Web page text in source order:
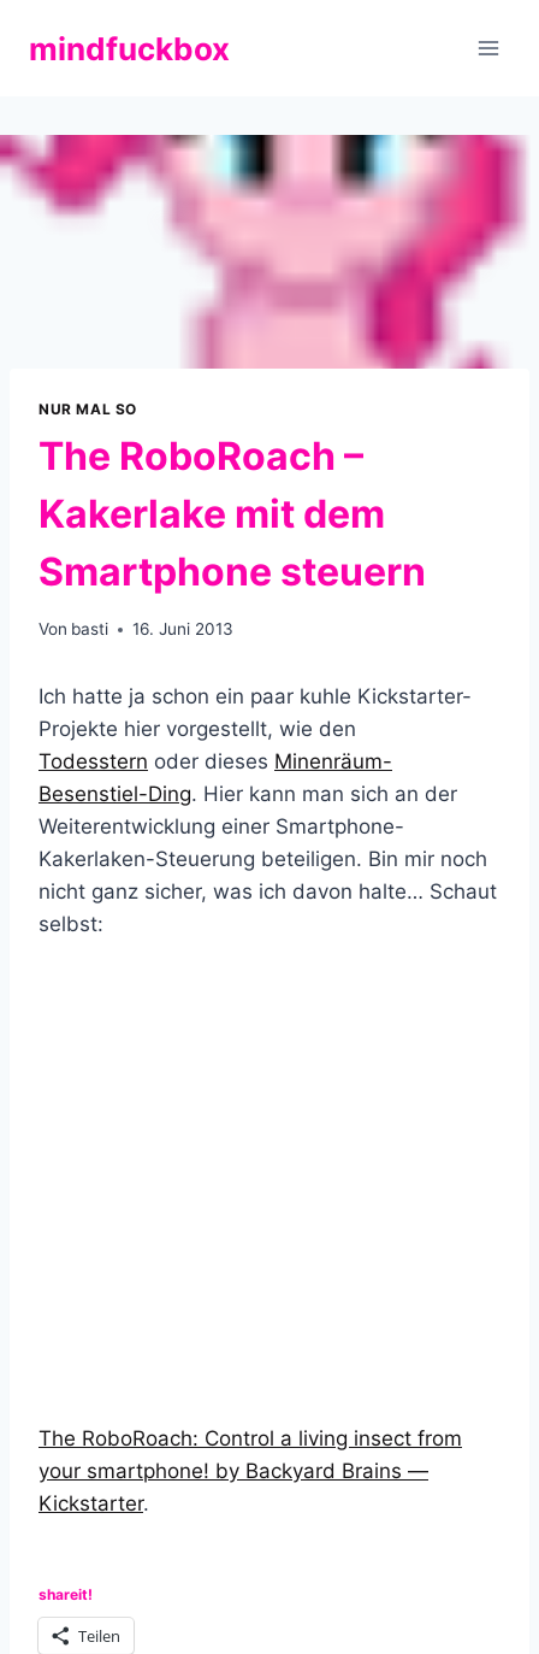
Inhaltmindfuckbox
NUR MAL SO
The RoboRoach –
Kakerlake mit dem
Smartphone steuern
Von basti 16. Juni 2013
Ich hatte ja schon ein paar kuhle Kickstarter-
Projekte hier vorgestellt, wie den
Todesstern oder dieses Minenräum-
Besenstiel-Ding. Hier kann man sich an der
Weiterentwicklung einer Smartphone-
Kakerlaken-Steuerung beteiligen. Bin mir noch
nicht ganz sicher, was ich davon halte… Schaut
selbst:
The RoboRoach: Control a living insect from
your smartphone! by Backyard Brains —
Kickstarter.
shareit!
Teilen